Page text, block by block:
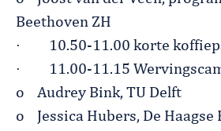
Beethoven ZH
· 10.50-11.00 korte
· 11.00-11.15
o Audrey Bink, TU Delft
o Jessica Hubers, De Haagse